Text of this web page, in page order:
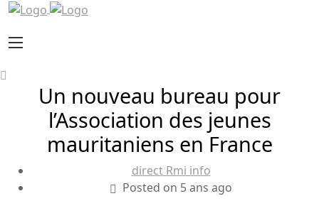
Un nouveau bureau pour
l’Association des jeunes
mauritaniens en France
direct Rmi info
Posted on 5 ans ago